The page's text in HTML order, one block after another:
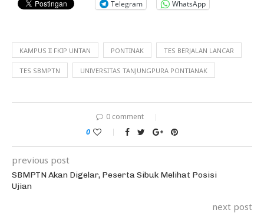
Telegram WhatsApp
KAMPUS II FKIP UNTAN PONTINAK TES BERJALAN LANCAR
TES SBMPTN UNIVERSITAS TANJUNGPURA PONTIANAK
0 comment
0
previous post
SBMPTN Akan Digelar, Peserta Sibuk Melihat Posisi
Ujian
next post